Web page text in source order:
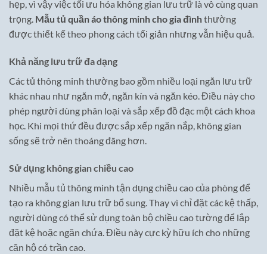
hẹp, vì vậy việc tối ưu hóa không gian lưu trữ là vô cùng quan
trọng. Mẫu tủ quần áo thông minh cho gia đìnhthường
được thiết kế theo phong cách tối giản nhưng vẫn hiệu quả.
Khả năng lưu trữ đa dạng
Các tủ thông minh thường bao gồm nhiều loại ngăn lưu trữ
khác nhau như ngăn mở, ngăn kín và ngăn kéo. Điều này cho
phép người dùng phân loại và sắp xếp đồ đạc một cách khoa
học. Khi mọi thứ đều được sắp xếp ngăn nắp, không gian
sống sẽ trở nên thoáng đãng hơn.
Sử dụng không gian chiều cao
Nhiều mẫu tủ thông minh tận dụng chiều cao của phòng để
tạo ra không gian lưu trữ bổ sung. Thay vì chỉ đặt các kệ thấp,
người dùng có thể sử dụng toàn bộ chiều cao tường để lắp
đặt kệ hoặc ngăn chứa. Điều này cực kỳ hữu ích cho những
căn hộ có trần cao.